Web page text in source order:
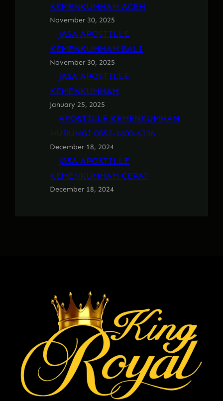
KEMENKUMHAM ACEH
November 30, 2025
JASA APOSTILLE
KEMENKUMHAM BALI
November 30, 2025
JASA APOSTILLE
KEMENKUMHAM
January 25, 2025
APOSTILLE KEMENKUMHAM
HUBUNGI 0852-1600-6336
December 18, 2024
JASA APOSTILLE
KEMENKUMHAM CEPAT
December 18, 2024